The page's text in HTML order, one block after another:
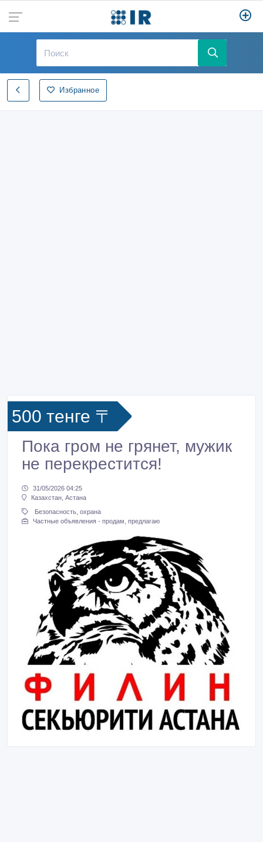
Избранное
500 тенге 〒
Пока гром не грянет, мужик
не перекрестится!
31/05/2026 04:25
Казахстан, Астана
Безопасность, охрана
Частные объявления - продам, предлагаю